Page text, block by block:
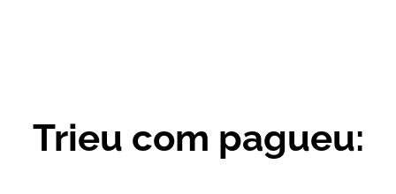
Trieu com pagueu: